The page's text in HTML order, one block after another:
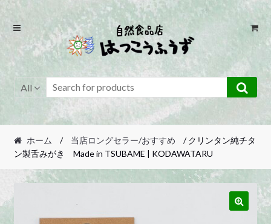
Skip
navigation
Skip
content
All
ホーム / 当店ロングセラー/おすすめ
/ クリンタン純チタ
ン製舌みがき Made in TSUBAME | KODAWATARU